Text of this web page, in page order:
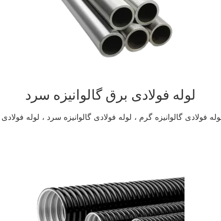
لوله فولادی برق گالوانیزه سرد
فولادی گالوانیزه گرم ، لوله فولادی گالوانیزه سرد ، لوله